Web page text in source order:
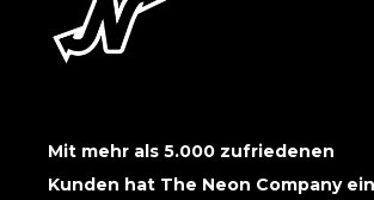
Mit mehr als 5.000 zufriedenen
Kunden hat The Neon Company